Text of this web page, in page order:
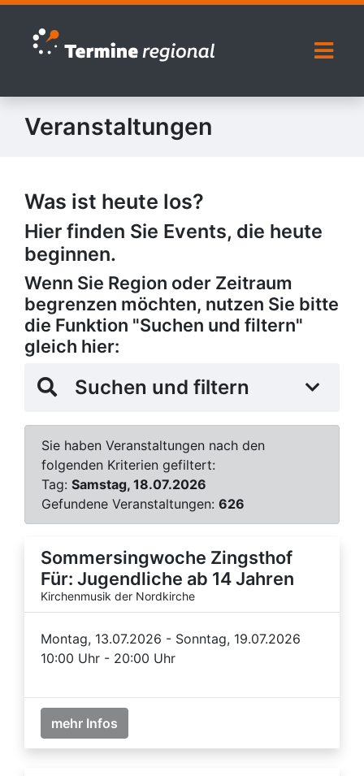
Zur Navigation springen
Zum Inhalt springen
Veranstaltungen
Was ist heute los?
Hier finden Sie Events, die heute
beginnen.
Wenn Sie Region oder Zeitraum
begrenzen möchten, nutzen Sie bitte
die Funktion "Suchen und filtern"
gleich hier:
Suchen und filtern
Sie haben Veranstaltungen nach den
folgenden Kriterien gefiltert:
Tag: Samstag, 18.07.2026
Gefundene Veranstaltungen: 626
Sommersingwoche Zingsthof
Für: Jugendliche ab 14 Jahren
Kirchenmusik der Nordkirche
Montag, 13.07.2026 - Sonntag, 19.07.2026
10:00 Uhr - 20:00 Uhr
mehr Infos